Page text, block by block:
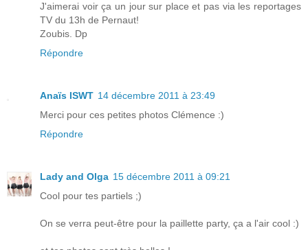
J'aimerai voir ça un jour sur place et pas via les reportages
TV du 13h de Pernaut!
Zoubis. Dp
Répondre
Anaïs ISWT 14 décembre 2011 à 23:49
Merci pour ces petites photos Clémence :)
Répondre
Lady and Olga 15 décembre 2011 à 09:21
Cool pour tes partiels ;)
On se verra peut-être pour la paillette party, ça a l'air cool :)